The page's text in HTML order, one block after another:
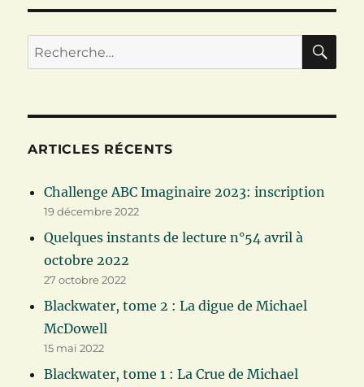
Recherche
pour :
ARTICLES RÉCENTS
Challenge ABC Imaginaire 2023: inscription
19 décembre 2022
Quelques instants de lecture n°54 avril à
octobre 2022
27 octobre 2022
Blackwater, tome 2 : La digue de Michael
McDowell
15 mai 2022
Blackwater, tome 1 : La Crue de Michael